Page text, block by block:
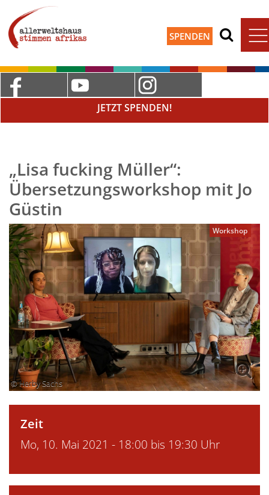
SPENDEN
JETZT SPENDEN!
„Lisa fucking Müller“:
Übersetzungsworkshop mit Jo
Güstin
© Herby Sachs
Workshop
Zeit
Mo, 10. Mai 2021 - 18:00 bis 19:30 Uhr